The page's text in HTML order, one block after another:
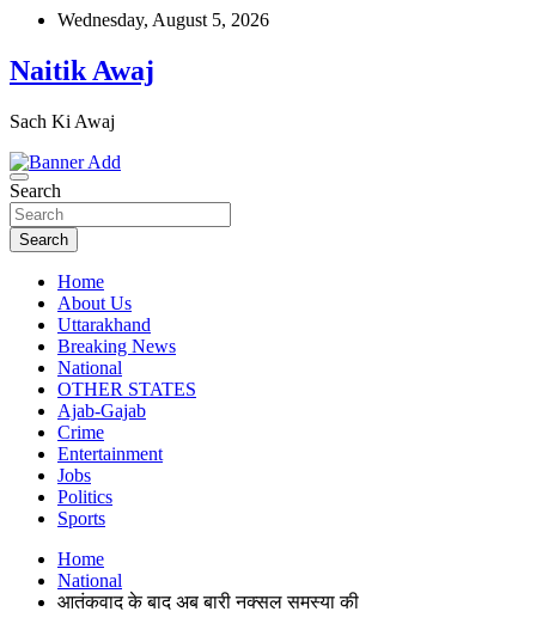
Skip
content
Wednesday, August 5, 2026
Naitik Awaj
Sach Ki Awaj
Search
Search
Home
About Us
Uttarakhand
Breaking News
National
OTHER STATES
Ajab-Gajab
Crime
Entertainment
Jobs
Politics
Sports
Home
National
आतंकवाद के बाद अब बारी नक्सल समस्या की